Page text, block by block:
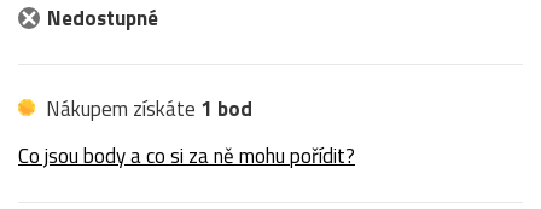
Nedostupné
Nákupem získáte 1 bod
Co jsou body a co si za ně mohu pořídit?